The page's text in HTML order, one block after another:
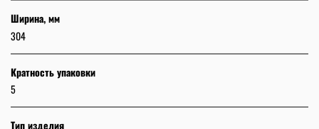
Ширина, мм
304
Кратность упаковки
5
Тип изделия